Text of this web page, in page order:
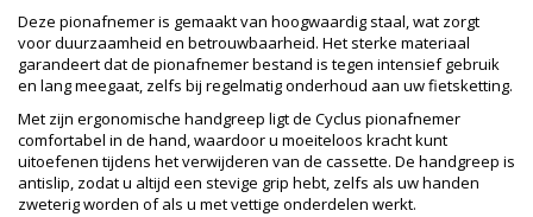
Deze pionafnemer is gemaakt van hoogwaardig staal, wat zorgt
voor duurzaamheid en betrouwbaarheid. Het sterke materiaal
garandeert dat de pionafnemer bestand is tegen intensief gebruik
en lang meegaat, zelfs bij regelmatig onderhoud aan uw fietsketting.
Met zijn ergonomische handgreep ligt de Cyclus pionafnemer
comfortabel in de hand, waardoor u moeiteloos kracht kunt
uitoefenen tijdens het verwijderen van de cassette. De handgreep is
antislip, zodat u altijd een stevige grip hebt, zelfs als uw handen
zweterig worden of als u met vettige onderdelen werkt.